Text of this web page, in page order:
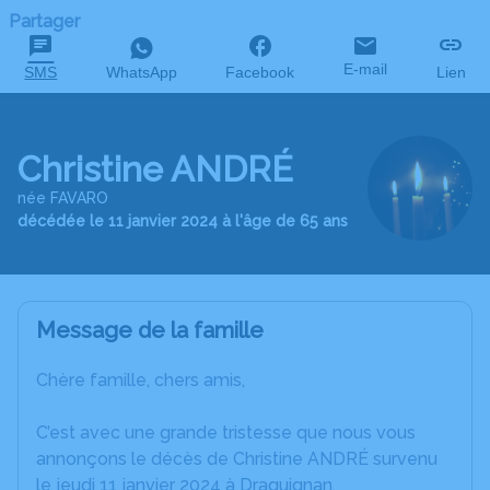
Partager
SMS WhatsApp Facebook E-mail Lien
Christine ANDRÉ
née FAVARO
décédée le 11 janvier 2024 à l'âge de 65 ans
Message de la famille
Chère famille, chers amis,
C’est avec une grande tristesse que nous vous
annonçons le décès de Christine ANDRÉ survenu
le jeudi 11 janvier 2024 à Draguignan.